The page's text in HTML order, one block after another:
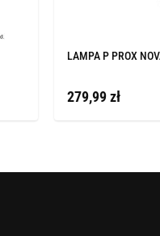
LAMPA P PROX
279,99 zł